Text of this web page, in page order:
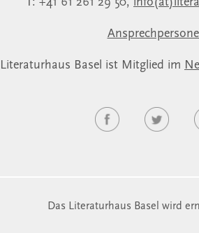
T: +41 61 261 29 50,
Basel ist Mitglied im
Das Literaturhaus Basel wird